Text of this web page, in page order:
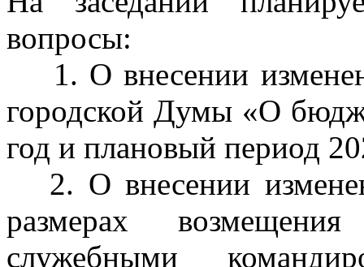
вопросы:
1. О внесении
городской Думы «О
год и плановый период
2. О внесении
размерах
служебными